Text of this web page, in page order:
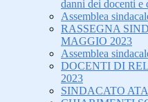
danni dei docenti e
Assemblea
RASSEGNA
MAGGIO 2023
Assemblea
DOCENTI DI
2023
SINDACATO